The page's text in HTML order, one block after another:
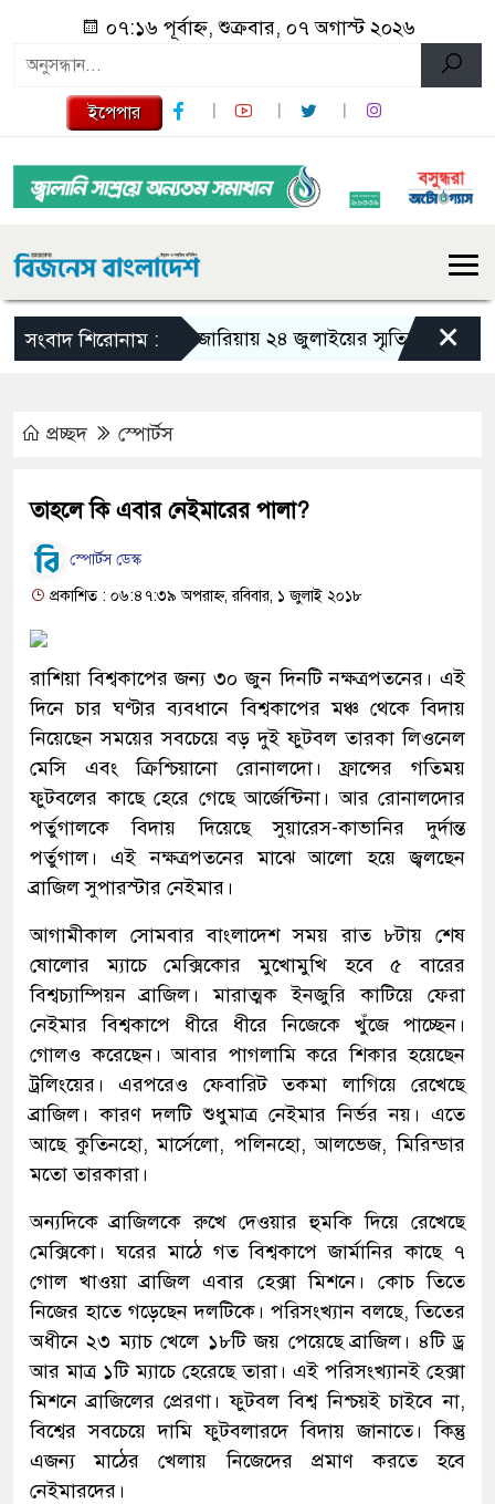
০৭:১৬ পূর্বাহ্ন, শুক্রবার, ০৭ অগাস্ট ২০২৬
ইপেপার
সংবাদ শিরোনাম :গজারিয়ায় ২৪ জুলাইয়ের স্মৃতিচারণ: গুমের
×
প্রচ্ছদ স্পোর্টস
তাহলে কি এবার নেইমারের পালা?
স্পোর্টস ডেস্ক
প্রকাশিত : ০৬:৪৭:৩৯ অপরাহ্ন, রবিবার, ১ জুলাই ২০১৮
রাশিয়া বিশ্বকাপের জন্য ৩০ জুন দিনটি নক্ষত্রপতনের। এই
দিনে চার ঘণ্টার ব্যবধানে বিশ্বকাপের মঞ্চ থেকে বিদায়
নিয়েছেন সময়ের সবচেয়ে বড় দুই ফুটবল তারকা লিওনেল
মেসি এবং ক্রিশ্চিয়ানো রোনালদো। ফ্রান্সের গতিময়
ফুটবলের কাছে হেরে গেছে আর্জেন্টিনা। আর রোনালদোর
পর্তুগালকে বিদায় দিয়েছে সুয়ারেস-কাভানির দুর্দান্ত
পর্তুগাল। এই নক্ষত্রপতনের মাঝে আলো হয়ে জ্বলছেন
ব্রাজিল সুপারস্টার নেইমার।
আগামীকাল সোমবার বাংলাদেশ সময় রাত ৮টায় শেষ
ষোলোর ম্যাচে মেক্সিকোর মুখোমুখি হবে ৫ বারের
বিশ্বচ্যাম্পিয়ন ব্রাজিল। মারাত্মক ইনজুরি কাটিয়ে ফেরা
নেইমার বিশ্বকাপে ধীরে ধীরে নিজেকে খুঁজে পাচ্ছেন।
গোলও করেছেন। আবার পাগলামি করে শিকার হয়েছেন
ট্রলিংয়ের। এরপরেও ফেবারিট তকমা লাগিয়ে রেখেছে
ব্রাজিল। কারণ দলটি শুধুমাত্র নেইমার নির্ভর নয়। এতে
আছে কুতিনহো, মার্সেলো, পলিনহো, আলভেজ, মিরিন্ডার
মতো তারকারা।
অন্যদিকে ব্রাজিলকে রুখে দেওয়ার হুমকি দিয়ে রেখেছে
মেক্সিকো। ঘরের মাঠে গত বিশ্বকাপে জার্মানির কাছে ৭
গোল খাওয়া ব্রাজিল এবার হেক্সা মিশনে। কোচ তিতে
নিজের হাতে গড়েছেন দলটিকে। পরিসংখ্যান বলছে, তিতের
অধীনে ২৩ ম্যাচ খেলে ১৮টি জয় পেয়েছে ব্রাজিল। ৪টি ড্র
আর মাত্র ১টি ম্যাচে হেরেছে তারা। এই পরিসংখ্যানই হেক্সা
মিশনে ব্রাজিলের প্রেরণা। ফুটবল বিশ্ব নিশ্চয়ই চাইবে না,
বিশ্বের সবচেয়ে দামি ফুটবলারদে বিদায় জানাতে। কিন্তু
এজন্য মাঠের খেলায় নিজেদের প্রমাণ করতে হবে
নেইমারদের।